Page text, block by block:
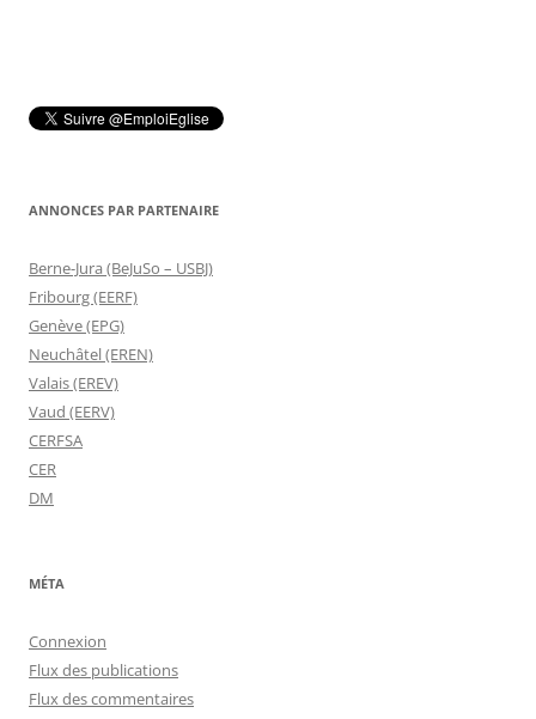
ANNONCES PAR PARTENAIRE
Berne-Jura (BeJuSo – USBJ)
Fribourg (EERF)
Genève (EPG)
Neuchâtel (EREN)
Valais (EREV)
Vaud (EERV)
CERFSA
CER
DM
MÉTA
Connexion
Flux des publications
Flux des commentaires